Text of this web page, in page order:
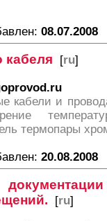
08.07.2008
кабеля [ru]
кабели и
термопары
20.08.2008
[ru]